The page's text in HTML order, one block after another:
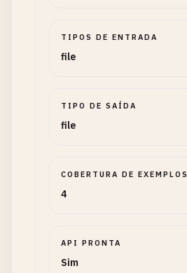
TIPOS DE ENTRADA
file
TIPO DE SAÍDA
file
COBERTURA DE EXEMPLOS
4
API PRONTA
Sim